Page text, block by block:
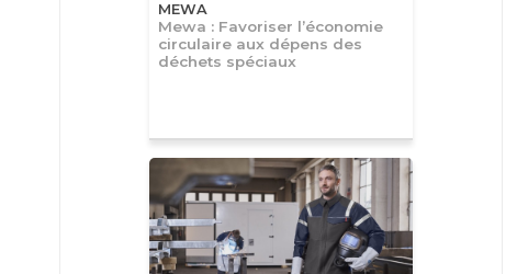
MEWA
Mewa : Favoriser l’économie
circulaire aux dépens des
déchets spéciaux